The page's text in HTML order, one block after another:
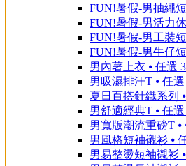
FUN!暑假-男抽繩
FUN!暑假-男活力
FUN!暑假-男工裝
FUN!暑假-男牛仔
男內著上衣 ⦁ 任選
男吸濕排汗T ⦁ 任
夏日百搭針織系列
男舒適經典T ⦁ 任
男寬版潮流重磅T ⦁
男風格短袖襯衫 ⦁
男易整燙短袖襯衫